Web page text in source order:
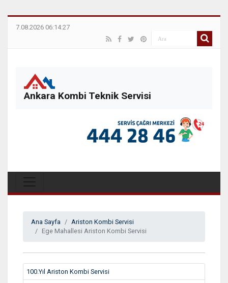
7.08.2026 06:14:27
Ankara Kombi Teknik Servisi
Ana Sayfa
Ariston Kombi Servisi
Ege Mahallesi Ariston Kombi Servisi
100.Yıl Ariston Kombi Servisi